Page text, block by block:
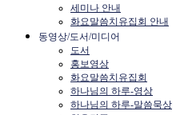
세미나 안내
화요말씀치유집회 안내
동영상/도서/미디어
도서
홍보영상
화요말씀치유집회
하나님의 하루-영상
하나님의 하루-말씀묵상